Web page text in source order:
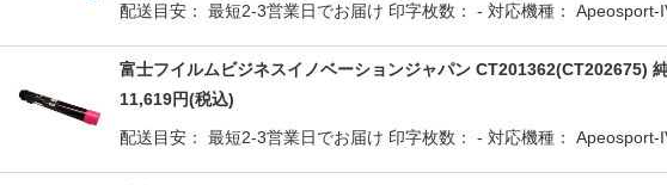
配送目安： 最短2-3営業日でお届け 印字枚数： - 対応機種： Apeosport-
富士フイルムビジネスイノベーションジャパン CT201362(CT202675)
11,619円(税込)
配送目安： 最短2-3営業日でお届け 印字枚数： - 対応機種： Apeosport-